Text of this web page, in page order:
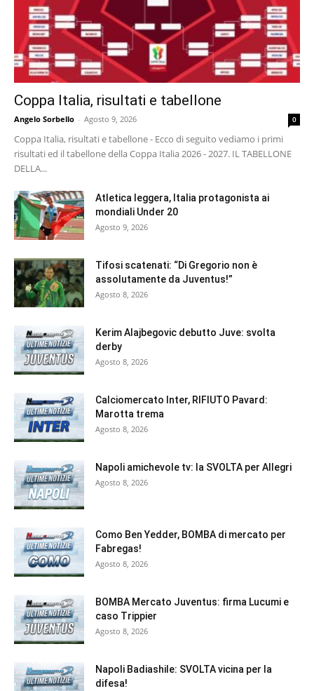
Coppa Italia, risultati e tabellone
Angelo Sorbello - Agosto 9, 2026 0
Coppa Italia, risultati e tabellone - Ecco di seguito vediamo i primi
risultati ed il tabellone della Coppa Italia 2026 - 2027. IL TABELLONE
DELLA...
Atletica leggera, Italia protagonista ai
mondiali Under 20
Agosto 9, 2026
Tifosi scatenati: “Di Gregorio non è
assolutamente da Juventus!”
Agosto 8, 2026
Kerim Alajbegovic debutto Juve: svolta
derby
Agosto 8, 2026
Calciomercato Inter, RIFIUTO Pavard:
Marotta trema
Agosto 8, 2026
Napoli amichevole tv: la SVOLTA per Allegri
Agosto 8, 2026
Como Ben Yedder, BOMBA di mercato per
Fabregas!
Agosto 8, 2026
BOMBA Mercato Juventus: firma Lucumi e
caso Trippier
Agosto 8, 2026
Napoli Badiashile: SVOLTA vicina per la
difesa!